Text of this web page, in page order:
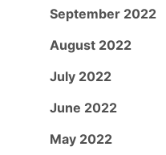
September 2022
August 2022
July 2022
June 2022
May 2022